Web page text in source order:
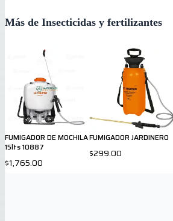
Más de Insecticidas y fertilizantes
FUMIGADOR DE MOCHILA
15lts 10887
$1,765.00
FUMIGADOR JARDINERO
$299.00